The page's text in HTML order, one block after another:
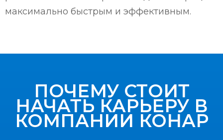
максимально быстрым и эффективным.
ПОЧЕМУ СТОИТ
НАЧАТЬ КАРЬЕРУ В
КОМПАНИИ КОНАР